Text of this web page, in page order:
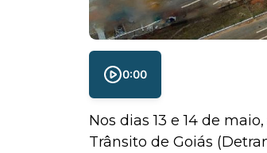
0:00
Nos dias 13 e 14 de
Trânsito de Goiás